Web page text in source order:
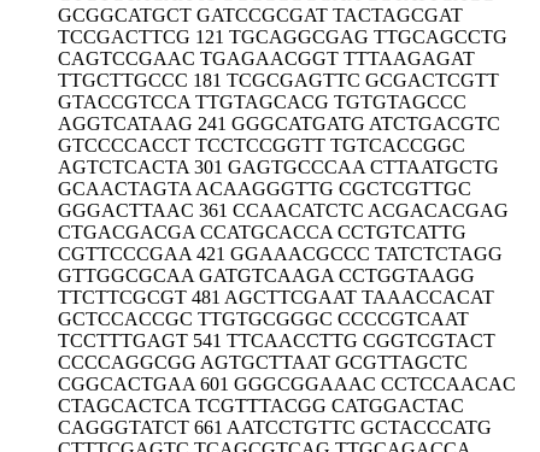
GCGGCATGCT GATCCGCGAT TACTAGCGAT
TCCGACTTCG 121 TGCAGGCGAG TTGCAGCCTG
CAGTCCGAAC TGAGAACGGT TTTAAGAGAT
TTGCTTGCCC 181 TCGCGAGTTC GCGACTCGTT
GTACCGTCCA TTGTAGCACG TGTGTAGCCC
AGGTCATAAG 241 GGGCATGATG ATCTGACGTC
GTCCCCACCT TCCTCCGGTT TGTCACCGGC
AGTCTCACTA 301 GAGTGCCCAA CTTAATGCTG
GCAACTAGTA ACAAGGGTTG CGCTCGTTGC
GGGACTTAAC 361 CCAACATCTC ACGACACGAG
CTGACGACGA CCATGCACCA CCTGTCATTG
CGTTCCCGAA 421 GGAAACGCCC TATCTCTAGG
GTTGGCGCAA GATGTCAAGA CCTGGTAAGG
TTCTTCGCGT 481 AGCTTCGAAT TAAACCACAT
GCTCCACCGC TTGTGCGGGC CCCCGTCAAT
TCCTTTGAGT 541 TTCAACCTTG CGGTCGTACT
CCCCAGGCGG AGTGCTTAAT GCGTTAGCTC
CGGCACTGAA 601 GGGCGGAAAC CCTCCAACAC
CTAGCACTCA TCGTTTACGG CATGGACTAC
CAGGGTATCT 661 AATCCTGTTC GCTACCCATG